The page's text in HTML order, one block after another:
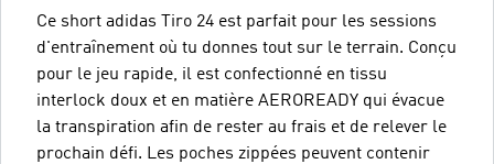
Ce short adidas Tiro 24 est parfait pour les sessions
d'entraînement où tu donnes tout sur le terrain. Conçu
pour le jeu rapide, il est confectionné en tissu
interlock doux et en matière AEROREADY qui évacue
la transpiration afin de rester au frais et de relever le
prochain défi. Les poches zippées peuvent contenir